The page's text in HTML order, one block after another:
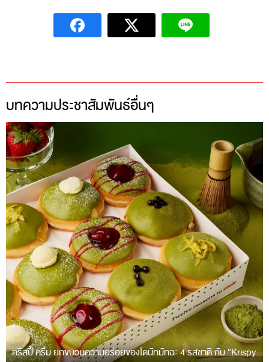
บทความประชาสัมพันธ์อื่นๆ
คริสปี้ ครีม ยกขบวนความอร่อยของโดนัทมัทฉะ 4 รสชาติ กับ “Krispy